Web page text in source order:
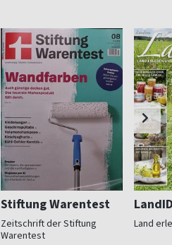
Stiftung Warentest
Zeitschrift der Stiftung
Warentest
Land